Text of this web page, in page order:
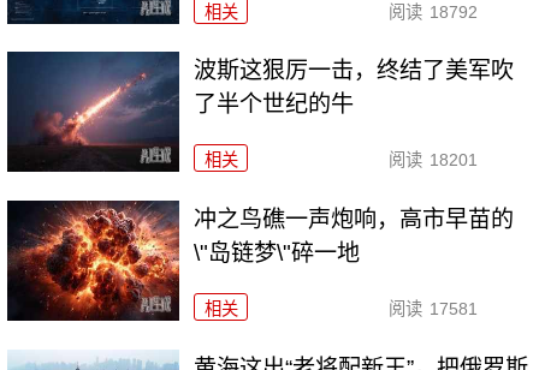
相关 阅读 18792
波斯这狠厉一击，终结了美军吹
了半个世纪的牛
相关 阅读 18201
冲之鸟礁一声炮响，高市早苗的
\"岛链梦\"碎一地
相关 阅读 17581